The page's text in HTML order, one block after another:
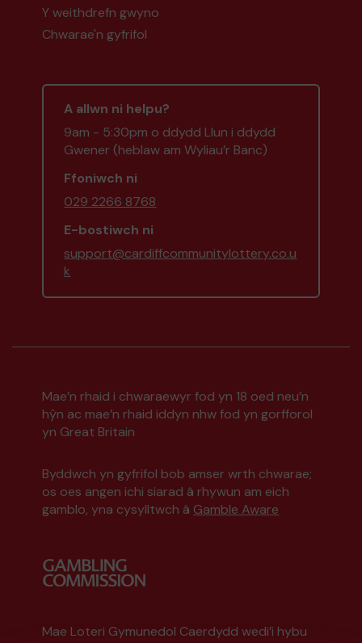
Y weithdrefn gwyno
Chwarae'n gyfrifol
A allwn ni helpu?
9am - 5:30pm o ddydd Llun i ddydd
Gwener (heblaw am Wyliau’r Banc)
Ffoniwch ni
029 2266 8768
E-bostiwch ni
support@cardiffcommunitylottery.co.u
k
Mae’n rhaid i chwaraewyr fod yn 18 oed neu’n
hŷn ac mae’n rhaid iddyn nhw fod yn gorfforol
yn Great Britain
Byddwch yn gyfrifol bob amser wrth chwarae;
os oes angen ichi siarad â rhywun am eich
gamblo, yna cysylltwch â Gamble Aware
Mae Loteri Gymunedol Caerdydd wedi’i hybu